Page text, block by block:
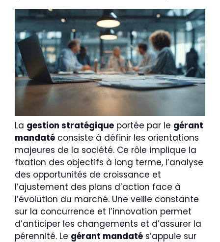
La gestion stratégique portée par le gérant
mandaté consiste à définir les orientations
majeures de la société. Ce rôle implique la
fixation des objectifs à long terme, l’analyse
des opportunités de croissance et
l’ajustement des plans d’action face à
l’évolution du marché. Une veille constante
sur la concurrence et l’innovation permet
d’anticiper les changements et d’assurer la
pérennité. Le gérant mandaté s’appuie sur